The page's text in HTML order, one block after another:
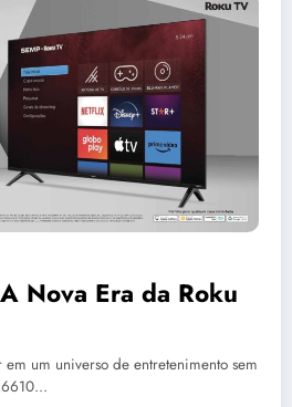
Nova Era da Roku
um universo de entretenimento sem